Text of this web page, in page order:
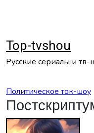
Top-tvshou
Русские сериалы и тв-
Политическое ток-шоу